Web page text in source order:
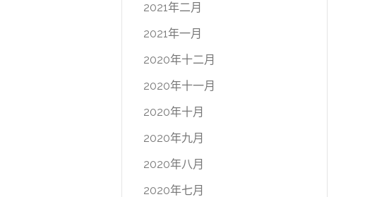
2021年二月
2021年一月
2020年十二月
2020年十一月
2020年十月
2020年九月
2020年八月
2020年七月